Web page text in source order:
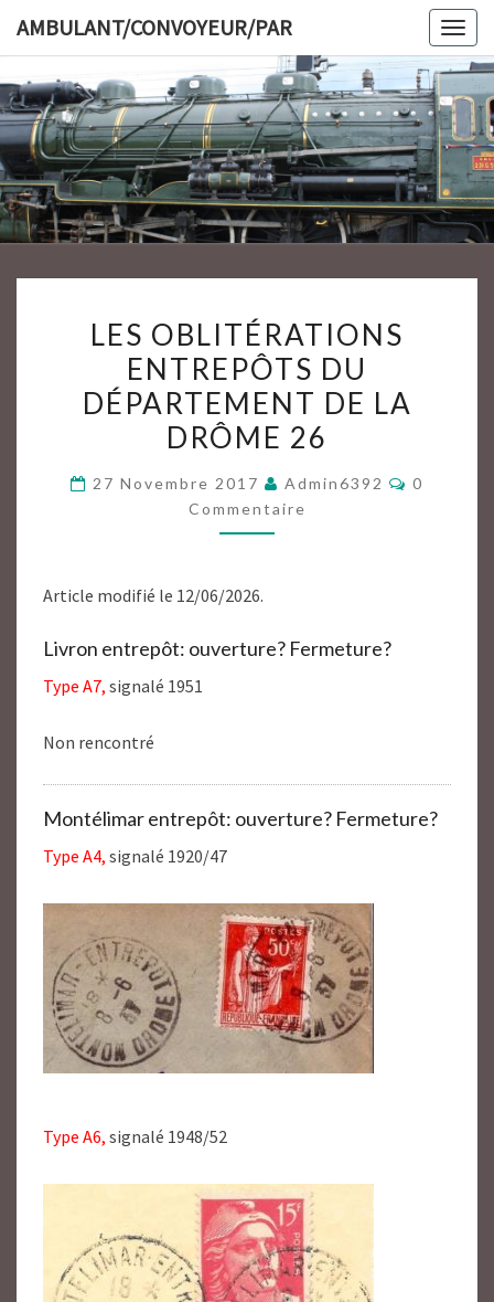
content
AMBULANT/CONVOYEUR/PAR
OBLITÉRATIONS
ENTREPÔTS
DU
DÉPARTEMENT
LA
DRÔME
LES OBLITÉRATIONS
ENTREPÔTS DU
DÉPARTEMENT DE LA
DRÔME 26
27 Novembre 2017 Admin6392
0
Commentaire
Article modifié le 12/06/2026.
Livron entrepôt: ouverture? Fermeture?
Type A7, signalé 1951
Non rencontré
Montélimar entrepôt: ouverture? Fermeture?
Type A4, signalé 1920/47
Type A6, signalé 1948/52